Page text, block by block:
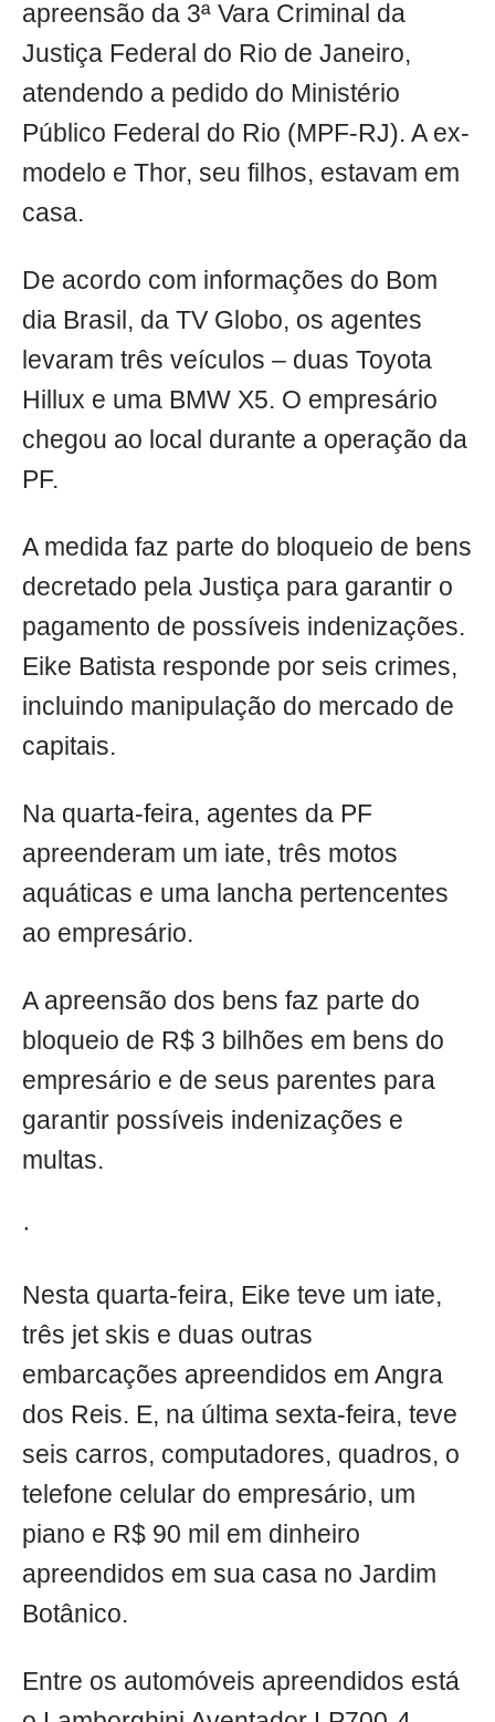
apreensão da 3ª Vara Criminal da
Justiça Federal do Rio de Janeiro,
atendendo a pedido do Ministério
Público Federal do Rio (MPF-RJ). A ex-
modelo e Thor, seu filhos, estavam em
casa.
De acordo com informações do Bom
dia Brasil, da TV Globo, os agentes
levaram três veículos – duas Toyota
Hillux e uma BMW X5. O empresário
chegou ao local durante a operação da
PF.
A medida faz parte do bloqueio de bens
decretado pela Justiça para garantir o
pagamento de possíveis indenizações.
Eike Batista responde por seis crimes,
incluindo manipulação do mercado de
capitais.
Na quarta-feira, agentes da PF
apreenderam um iate, três motos
aquáticas e uma lancha pertencentes
ao empresário.
A apreensão dos bens faz parte do
bloqueio de R$ 3 bilhões em bens do
empresário e de seus parentes para
garantir possíveis indenizações e
multas.
·
Nesta quarta-feira, Eike teve um iate,
três jet skis e duas outras
embarcações apreendidos em Angra
dos Reis. E, na última sexta-feira, teve
seis carros, computadores, quadros, o
telefone celular do empresário, um
piano e R$ 90 mil em dinheiro
apreendidos em sua casa no Jardim
Botânico.
Entre os automóveis apreendidos está